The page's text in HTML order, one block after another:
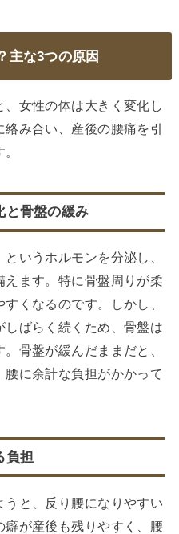
主な3つの原因
女性の体は大きく変化し
み合い、産後の腰痛を引
と骨盤の緩み
いうホルモンを分泌し、
ます。特に骨盤周りが柔
くなるのです。しかし、
ばらく続くため、骨盤は
骨盤が緩んだままだと、
に余計な負担がかかって
負担
と、反り腰になりやすい
が産後も残りやすく、腰